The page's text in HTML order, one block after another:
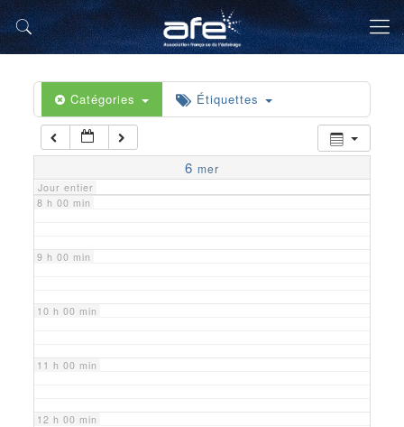
Catégories Étiquettes
6 mer
Jour entier
5 h 00 min
6 h 00 min
7 h 00 min
8 h 00 min
9 h 00 min
10 h 00 min
11 h 00 min
12 h 00 min